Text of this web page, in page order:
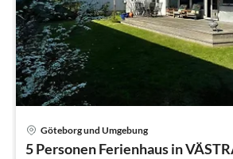
Göteborg und Umgebung
5 Personen Ferienhaus in